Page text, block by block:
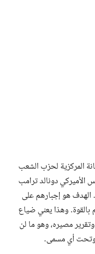
المركزية لحزب الشعب
الأميركي دونالد ترامب
الهدف هو إجبارهم على
وهذا يعني ضياع
مصيره، وهو ما لن
أي مسمى.